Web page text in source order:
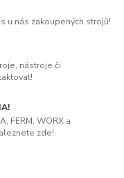
u nás zakoupených strojů!
nástroje či
FERM, WORX a
zde!